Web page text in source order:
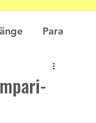
Para